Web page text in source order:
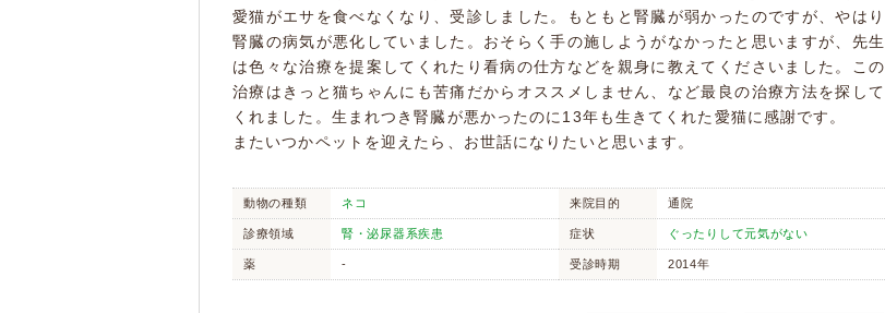
愛猫がエサを食べなくなり、受診しました。もともと腎臓が弱かったのですが、やはり
腎臓の病気が悪化していました。おそらく手の施しようがなかったと思いますが、先生
は色々な治療を提案してくれたり看病の仕方などを親身に教えてくださいました。この
治療はきっと猫ちゃんにも苦痛だからオススメしません、など最良の治療方法を探して
くれました。生まれつき腎臓が悪かったのに13年も生きてくれた愛猫に感謝です。
またいつかペットを迎えたら、お世話になりたいと思います。
動物の種類 ネコ 来院目的 通院
診療領域 腎・泌尿器系疾患 症状 ぐったりして元気がない
薬 - 受診時期 2014年